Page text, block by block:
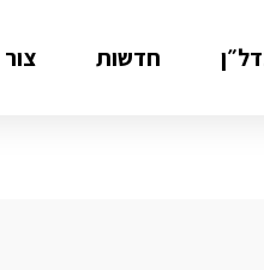
חדשות